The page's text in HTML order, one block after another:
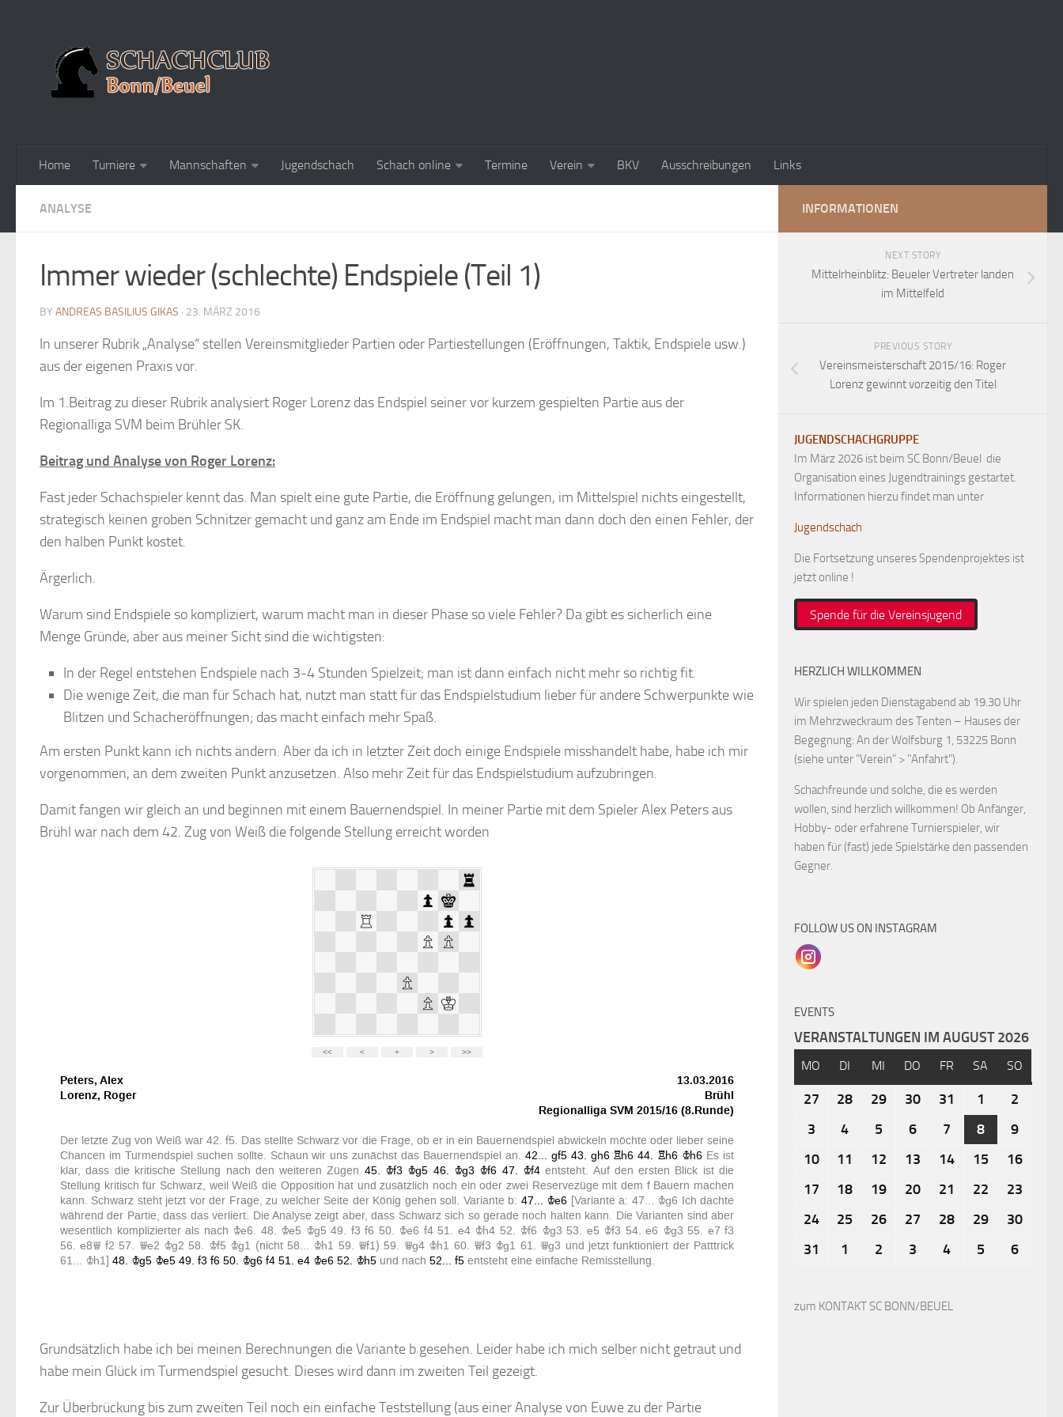
Home Turniere Mannschaften Jugendschach Schach online Termine Verein BKV Ausschreibungen Links
ANALYSE
Immer wieder (schlechte) Endspiele (Teil 1)
BY ANDREAS BASILIUS GIKAS · 23. MÄRZ 2016
In unserer Rubrik „Analyse“ stellen Vereinsmitglieder Partien oder Partiestellungen (Eröffnungen, Taktik, Endspiele usw.)
aus der eigenen Praxis vor.
Im 1.Beitrag zu dieser Rubrik analysiert Roger Lorenz das Endspiel seiner vor kurzem gespielten Partie aus der
Regionalliga SVM beim Brühler SK.
Beitrag und Analyse von Roger Lorenz:
Fast jeder Schachspieler kennt das. Man spielt eine gute Partie, die Eröffnung gelungen, im Mittelspiel nichts eingestellt,
strategisch keinen groben Schnitzer gemacht und ganz am Ende im Endspiel macht man dann doch den einen Fehler, der
den halben Punkt kostet.
Ärgerlich.
Warum sind Endspiele so kompliziert, warum macht man in dieser Phase so viele Fehler? Da gibt es sicherlich eine
Menge Gründe, aber aus meiner Sicht sind die wichtigsten:
In der Regel entstehen Endspiele nach 3-4 Stunden Spielzeit; man ist dann einfach nicht mehr so richtig fit.
Die wenige Zeit, die man für Schach hat, nutzt man statt für das Endspielstudium lieber für andere Schwerpunkte wie
Blitzen und Schacheröffnungen; das macht einfach mehr Spaß.
Am ersten Punkt kann ich nichts ändern. Aber da ich in letzter Zeit doch einige Endspiele misshandelt habe, habe ich mir
vorgenommen, an dem zweiten Punkt anzusetzen. Also mehr Zeit für das Endspielstudium aufzubringen.
Damit fangen wir gleich an und beginnen mit einem Bauernendspiel. In meiner Partie mit dem Spieler Alex Peters aus
Brühl war nach dem 42. Zug von Weiß die folgende Stellung erreicht worden
Grundsätzlich habe ich bei meinen Berechnungen die Variante b gesehen. Leider habe ich mich selber nicht getraut und
habe mein Glück im Turmendspiel gesucht. Dieses wird dann im zweiten Teil gezeigt.
Zur Überbrückung bis zum zweiten Teil noch ein einfache Teststellung (aus einer Analyse von Euwe zu der Partie
INFORMATIONEN
NEXT STORY
Mittelrheinblitz: Beueler Vertreter landen
im Mittelfeld
PREVIOUS STORY
Vereinsmeisterschaft 2015/16: Roger
Lorenz gewinnt vorzeitig den Titel
JUGENDSCHACHGRUPPE
Im März 2026 ist beim SC Bonn/Beuel die
Organisation eines Jugendtrainings gestartet.
Informationen hierzu findet man unter
Jugendschach
Die Fortsetzung unseres Spendenprojektes ist
jetzt online !
Spende für die Vereinsjugend
HERZLICH WILLKOMMEN
Wir spielen jeden Dienstagabend ab 19.30 Uhr
im Mehrzweckraum des Tenten – Hauses der
Begegnung: An der Wolfsburg 1, 53225 Bonn
(siehe unter "Verein" > "Anfahrt").
Schachfreunde und solche, die es werden
wollen, sind herzlich willkommen! Ob Anfänger,
Hobby- oder erfahrene Turnierspieler, wir
haben für (fast) jede Spielstärke den passenden
Gegner.
FOLLOW US ON INSTAGRAM
EVENTS
VERANSTALTUNGEN IM AUGUST 2026
MO DI MI DO FR SA SO
27 28 29 30 31 1
2
3
4 5 6 7 8
9
10
11 12 13 14 15
16
17
18 19 20 21 22
23
24
25 26 27 28 29
30
31
1 2 3 4 5 6
zum KONTAKT SC BONN/BEUEL